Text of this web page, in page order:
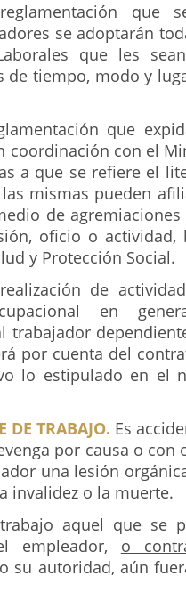
que
se adoptarán
que les
de tiempo, modo y
que
coordinación con el
a que se refiere el
mismas pueden
de
oficio o actividad,
y Protección Social.
de
en
trabajador
por cuenta del
lo estipulado en el
DE TRABAJO. Es
por causa o con
una lesión
invalidez o la muerte.
aquel que se
empleador, o
su autoridad, aún